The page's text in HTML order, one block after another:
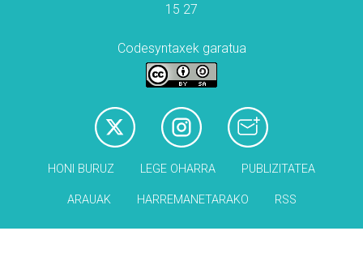
15 27
Codesyntaxek garatua
HONI BURUZ LEGE OHARRA PUBLIZITATEA
ARAUAK HARREMANETARAKO RSS